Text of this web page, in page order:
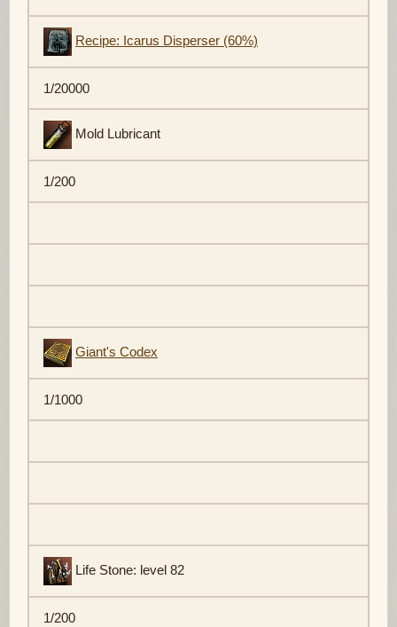
Recipe: Icarus Disperser (60%)
1/20000
Mold Lubricant
1/200
Giant's Codex
1/1000
Life Stone: level 82
1/200